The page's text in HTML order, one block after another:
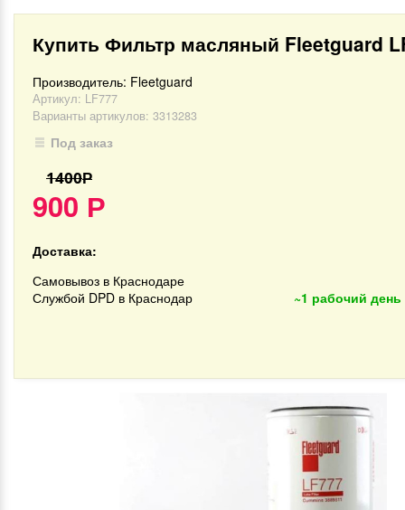
Купить Фильтр масляный Fleetguard
Производитель: Fleetguard
Артикул: LF777
Варианты артикулов: 3313283
Под заказ
1400Р
900 Р
Доставка:
Самовывоз в Краснодаре
Службой DPD в Краснодар
~1 рабочий день